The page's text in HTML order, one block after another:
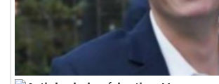
descriptions off, selected
Subtitles
subtitles settings , opens
settings dialog
, selected